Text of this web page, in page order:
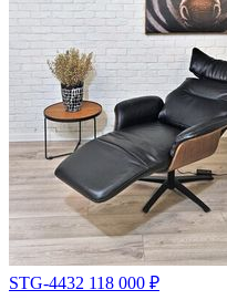
STG-4432 118 000 ₽